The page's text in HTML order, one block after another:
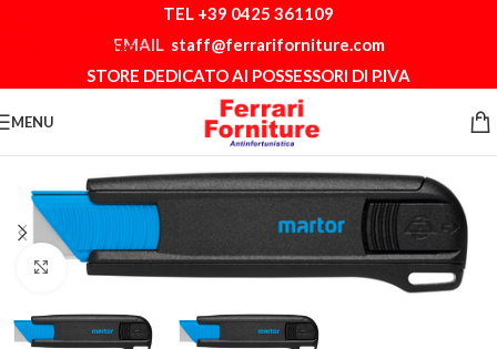
Skip to main content
TEL +39 0425 361109
EMAIL staff@ferrariforniture.com
STORE DEDICATO AI POSSESSORI DI P.IVA
MENU
Clicca per ingrandire